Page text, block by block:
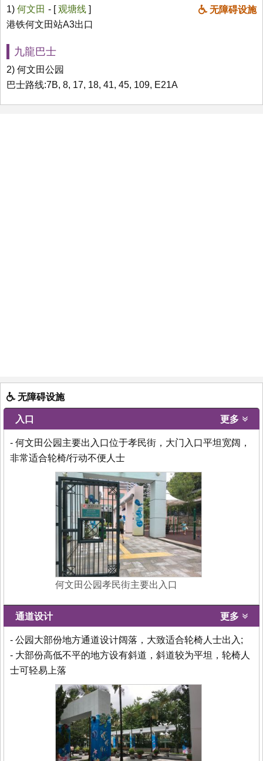
1) 何文田 无障碍设施
- [观塘线 ]
港铁何文田站A3出口
九龍巴士
2) 何文田公园
巴士路线:7B, 8, 17, 18, 41, 45, 109, E21A
无障碍设施
入口 更多
- 何文田公园主要出入口位于孝民街，大门入口平坦宽阔，
非常适合轮椅/行动不便人士
何文田公园孝民街主要出入口
通道设计 更多
- 公园大部份地方通道设计阔落，大致适合轮椅人士出入;
- 大部份高低不平的地方设有斜道，斜道较为平坦，轮椅人
士可轻易上落